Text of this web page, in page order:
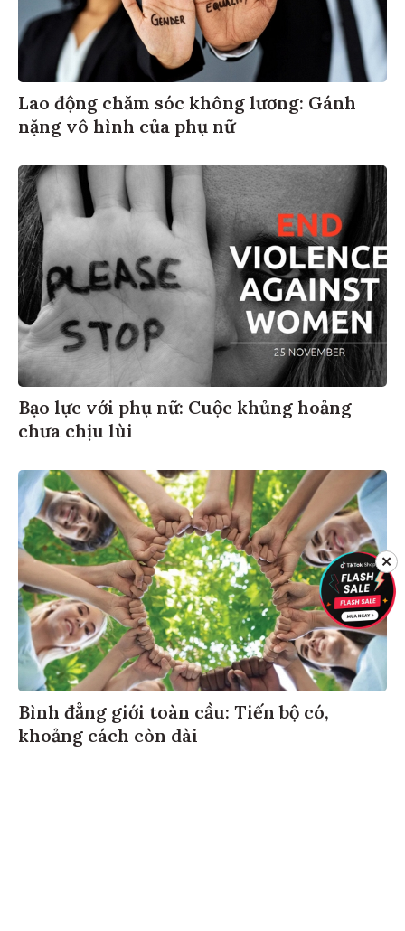
Lao động chăm sóc không lương: Gánh
nặng vô hình của phụ nữ
Bạo lực với phụ nữ: Cuộc khủng hoảng
chưa chịu lùi
Bình đẳng giới toàn cầu: Tiến bộ có,
khoảng cách còn dài
✕